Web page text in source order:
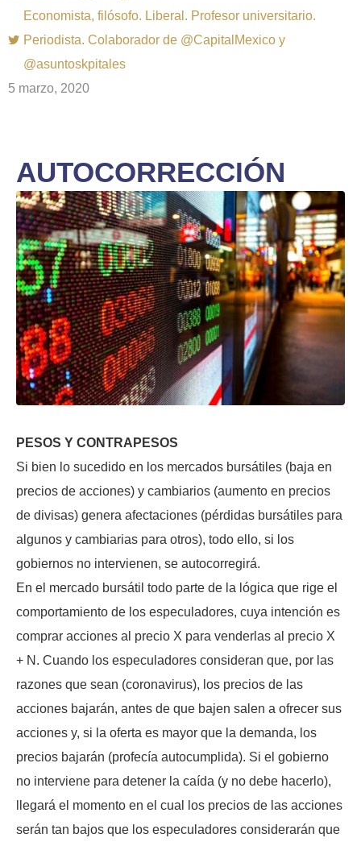
Economista, filósofo. Liberal. Profesor universitario.
Periodista. Colaborador de @CapitalMexico y
@asuntoskpitales
5 marzo, 2020
AUTOCORRECCIÓN
PESOS Y CONTRAPESOS
Si bien lo sucedido en los mercados bursátiles (baja en
precios de acciones) y cambiarios (aumento en precios
de divisas) genera afectaciones (pérdidas bursátiles para
algunos y cambiarias para otros), todo ello, si los
gobiernos no intervienen, se autocorregirá.
En el mercado bursátil todo parte de la lógica que rige el
comportamiento de los especuladores, cuya intención es
comprar acciones al precio X para venderlas al precio X
+ N. Cuando los especuladores consideran que, por las
razones que sean (coronavirus), los precios de las
acciones bajarán, antes de que bajen salen a ofrecer sus
acciones y, si la oferta es mayor que la demanda, los
precios bajarán (profecía autocumplida). Si el gobierno
no interviene para detener la caída (y no debe hacerlo),
llegará el momento en el cual los precios de las acciones
serán tan bajos que los especuladores considerarán que